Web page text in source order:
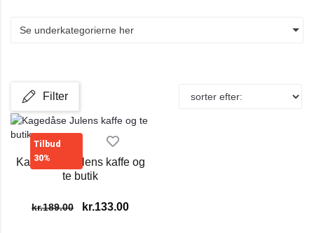
Se underkategorierne her
Filter
Tilbud
30%
Kagedåse Julens kaffe og
te butik
kr.189.00 kr.133.00